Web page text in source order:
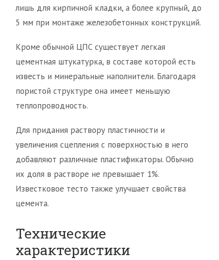
лишь для кирпичной кладки, а более крупный, до
5 мм при монтаже железобетонных конструкций.
Кроме обычной ЦПС существует легкая
цементная штукатурка, в составе которой есть
известь и минеральные наполнители. Благодаря
пористой структуре она имеет меньшую
теплопроводность.
Для придания раствору пластичности и
увеличения сцепления с поверхностью в него
добавляют различные пластификаторы. Обычно
их доля в растворе не превышает 1%.
Известковое тесто также улучшает свойства
цемента.
Технические
характеристики